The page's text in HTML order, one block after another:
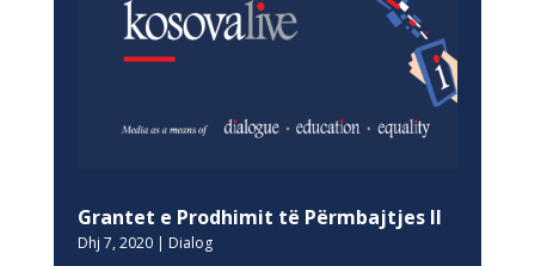
Grantet e Prodhimit të Përmbajtjes II
Dhj 7, 2020| Dialog